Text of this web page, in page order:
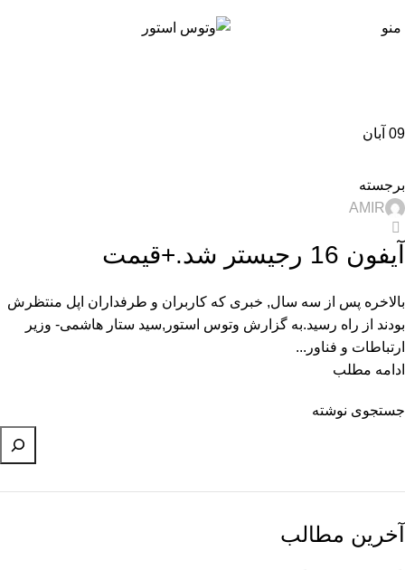
منو
09 آبان
برجسته
AMIR
آیفون 16 رجیستر شد.+قیمت
بالاخره پس از سه سال, خبری که کاربران و طرفداران اپل منتظرش
بودند از راه رسید.به گزارش وتوس استور,سید ستار هاشمی- وزیر
ارتباطات و فناور...
ادامه مطلب
جستجوی نوشته
آخرین مطالب